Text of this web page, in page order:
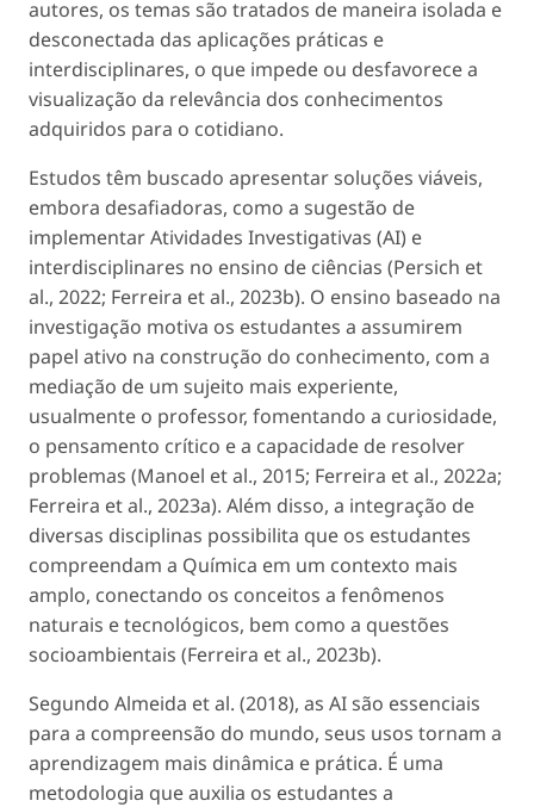
autores, os temas são tratados de maneira isolada e
desconectada das aplicações práticas e
interdisciplinares, o que impede ou desfavorece a
visualização da relevância dos conhecimentos
adquiridos para o cotidiano.
Estudos têm buscado apresentar soluções viáveis,
embora desafiadoras, como a sugestão de
implementar Atividades Investigativas (AI) e
interdisciplinares no ensino de ciências (Persich et
al., 2022; Ferreira et al., 2023b). O ensino baseado na
investigação motiva os estudantes a assumirem
papel ativo na construção do conhecimento, com a
mediação de um sujeito mais experiente,
usualmente o professor, fomentando a curiosidade,
o pensamento crítico e a capacidade de resolver
problemas (Manoel et al., 2015; Ferreira et al., 2022a;
Ferreira et al., 2023a). Além disso, a integração de
diversas disciplinas possibilita que os estudantes
compreendam a Química em um contexto mais
amplo, conectando os conceitos a fenômenos
naturais e tecnológicos, bem como a questões
socioambientais (Ferreira et al., 2023b).
Segundo Almeida et al. (2018), as AI são essenciais
para a compreensão do mundo, seus usos tornam a
aprendizagem mais dinâmica e prática. É uma
metodologia que auxilia os estudantes a